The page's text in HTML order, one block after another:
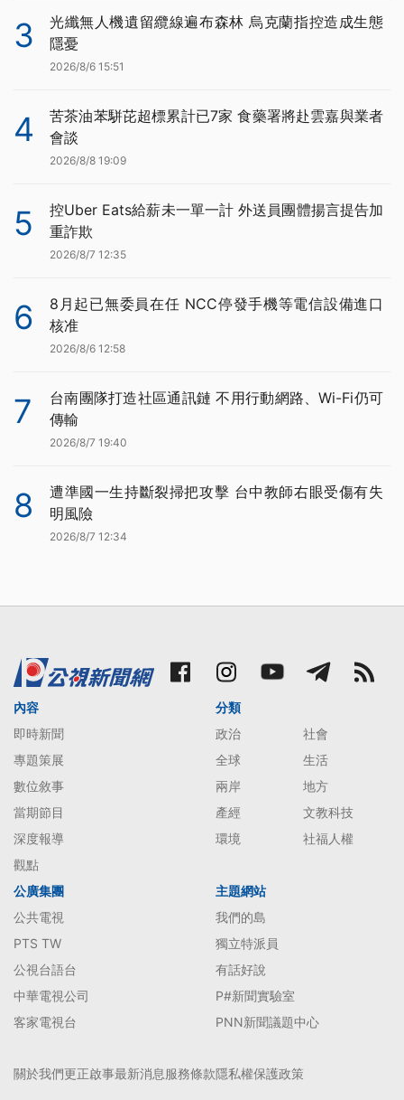
3
光纖無人機遺留纜線遍布森林 烏克蘭指控造成生態
隱憂
2026/8/6 15:51
4
苦茶油苯駢芘超標累計已7家 食藥署將赴雲嘉與業者
會談
2026/8/8 19:09
5
控Uber Eats給薪未一單一計 外送員團體揚言提告加
重詐欺
2026/8/7 12:35
6
8月起已無委員在任 NCC停發手機等電信設備進口
核准
2026/8/6 12:58
7
台南團隊打造社區通訊鏈 不用行動網路、Wi-Fi仍可
傳輸
2026/8/7 19:40
8
遭準國一生持斷裂掃把攻擊 台中教師右眼受傷有失
明風險
2026/8/7 12:34
內容
即時新聞
專題策展
數位敘事
當期節目
深度報導
觀點
分類
政治
社會
全球
生活
兩岸
地方
產經
文教科技
環境
社福人權
公廣集團
公共電視
PTS TW
公視台語台
中華電視公司
客家電視台
主題網站
我們的島
獨立特派員
有話好說
P#新聞實驗室
PNN新聞議題中心
關於我們更正啟事最新消息服務條款隱私權保護政策